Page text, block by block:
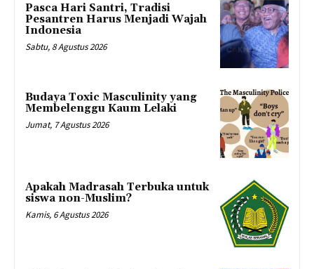
Pasca Hari Santri, Tradisi
Pesantren Harus Menjadi Wajah
Indonesia
Sabtu, 8 Agustus 2026
Budaya Toxic Masculinity yang
Membelenggu Kaum Lelaki
Jumat, 7 Agustus 2026
Apakah Madrasah Terbuka untuk
siswa non-Muslim?
Kamis, 6 Agustus 2026